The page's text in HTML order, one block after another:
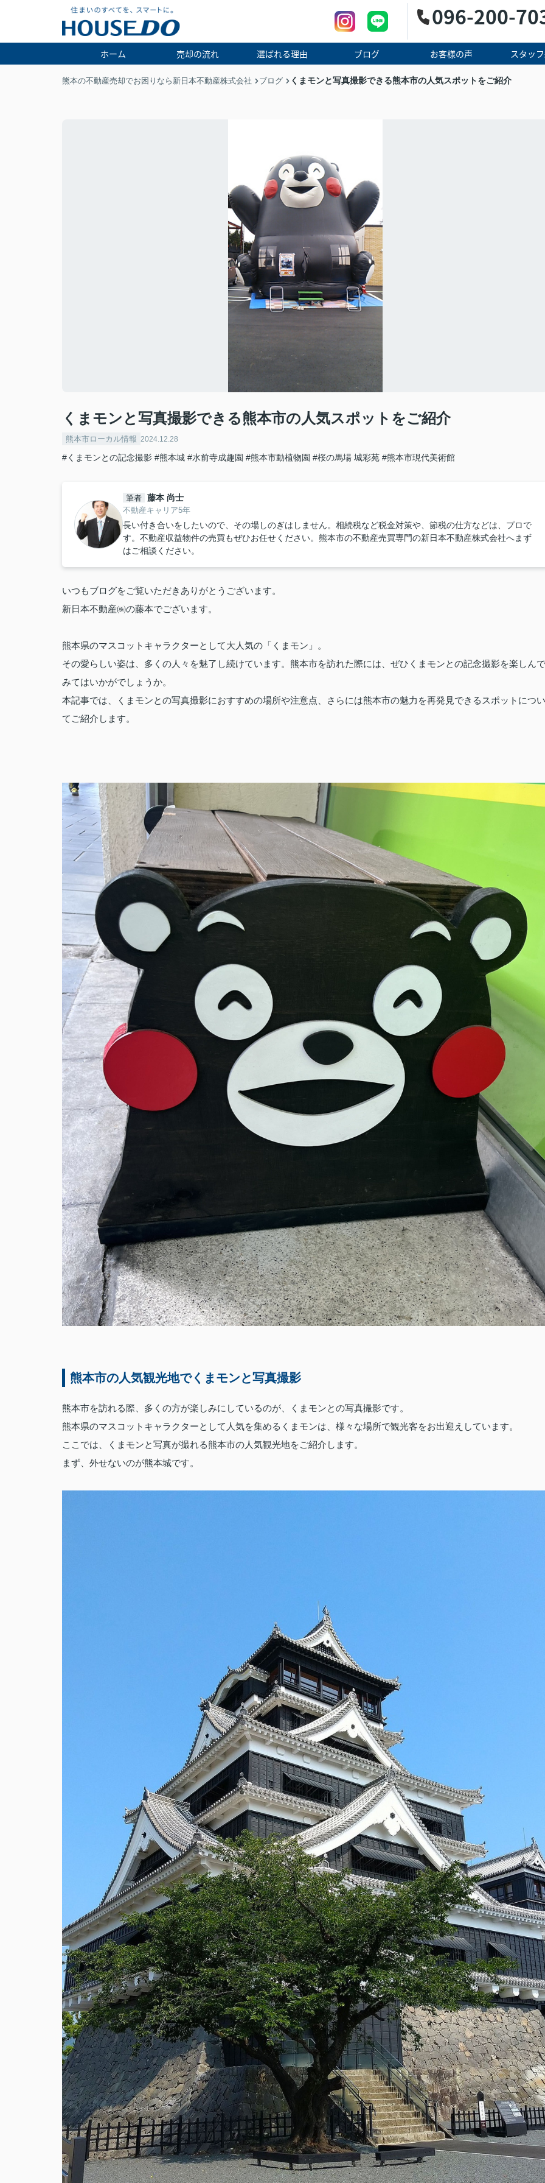
096-200-
ホーム 売却の流れ 選ばれる理由 ブログ お客様の声 スタッ
熊本の不動産売却でお困りなら新日本不動産株式会社 ブログ くまモンと写真撮影できる熊本市の人気スポットをご紹介
くまモンと写真撮影できる熊本市の人気スポットをご紹介
熊本市ローカル情報 2024.12.28
#くまモンとの記念撮影 #熊本城 #水前寺成趣園 #熊本市動植物園 #桜の馬場 城彩苑 #熊本市現代美術館
筆者 藤本 尚士
不動産キャリア5年
長い付き合いをしたいので、その場しのぎはしません。相続税など税金対策や、節税の仕方などは、プロで
す。不動産収益物件の売買もぜひお任せください。熊本市の不動産売買専門の新日本不動産株式会社へまず
はご相談ください。
いつもブログをご覧いただきありがとうございます。
新日本不動産㈱の藤本でございます。
熊本県のマスコットキャラクターとして大人気の「くまモン」。
その愛らしい姿は、多くの人々を魅了し続けています。熊本市を訪れた際には、ぜひくまモンとの記念撮影を楽しんで
みてはいかがでしょうか。
本記事では、くまモンとの写真撮影におすすめの場所や注意点、さらには熊本市の魅力を再発見できるスポットについ
てご紹介します。
熊本市の人気観光地でくまモンと写真撮影
熊本市を訪れる際、多くの方が楽しみにしているのが、くまモンとの写真撮影です。
熊本県のマスコットキャラクターとして人気を集めるくまモンは、様々な場所で観光客をお出迎えしています。
ここでは、くまモンと写真が撮れる熊本市の人気観光地をご紹介します。
まず、外せないのが熊本城です。